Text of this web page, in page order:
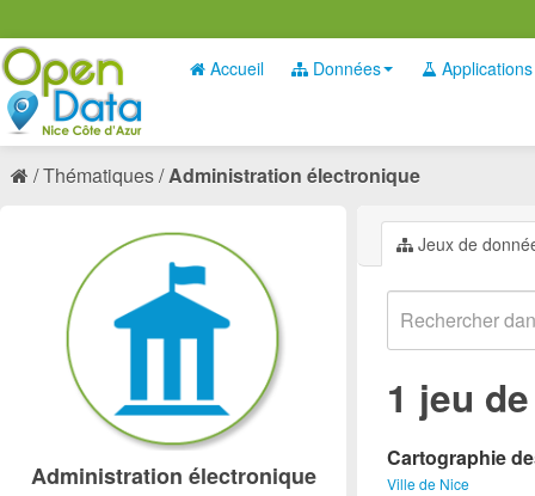
Accueil Données Applications
Thématiques Administration électronique
Jeux de
1 jeu
Cartographie
Ville de Nice
Administration électronique